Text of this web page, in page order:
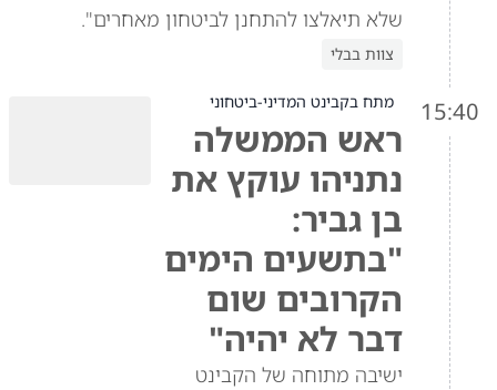
שלא תיאלצו להתחנן לביטחון מאחרים".
צוות בבלי
15:40 מתח בקבינט המדיני-ביטחוני
ראש הממשלה
נתניהו עוקץ את
בן גביר:
"בתשעים הימים
הקרובים שום
דבר לא יהיה"
ישיבה מתוחה של הקבינט